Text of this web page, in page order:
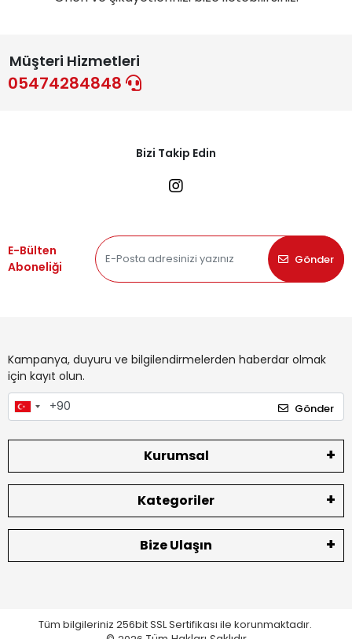
Müşteri Hizmetleri
05474284848
Bizi Takip Edin
E-Bülten
Aboneliği
Gönder
Kampanya, duyuru ve bilgilendirmelerden haberdar olmak
için kayıt olun.
Gönder
Kurumsal
Kategoriler
Bize Ulaşın
Tüm bilgileriniz 256bit SSL Sertifikası ile korunmaktadır.